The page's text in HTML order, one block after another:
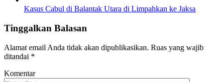
Kasus Cabul di Balantak Utara di Limpahkan ke Jaksa
Tinggalkan Balasan
Alamat email Anda tidak akan dipublikasikan. Ruas yang wajib
ditandai *
Komentar